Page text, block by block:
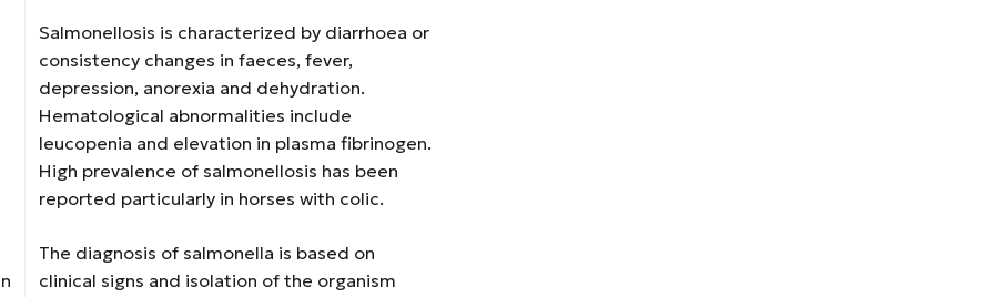
Salmonellosis is characterized by diarrhoea or
consistency changes in faeces, fever,
depression, anorexia and dehydration.
Hematological abnormalities include
leucopenia and elevation in plasma fibrinogen.
High prevalence of salmonellosis has been
reported particularly in horses with colic.
The diagnosis of salmonella is based on
clinical signs and isolation of the organism